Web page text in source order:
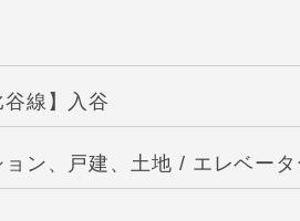
線】入谷
ン、戸建、土地 / エレベータ